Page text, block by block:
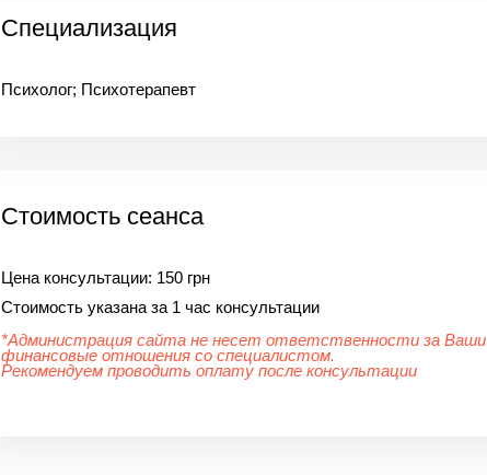
Специализация
Психолог; Психотерапевт
Стоимость сеанса
Цена консультации: 150 грн
Стоимость указана за 1 час консультации
*Администрация сайта не несет ответственности за Ваши
финансовые отношения со специалистом.
Рекомендуем проводить оплату после консультации